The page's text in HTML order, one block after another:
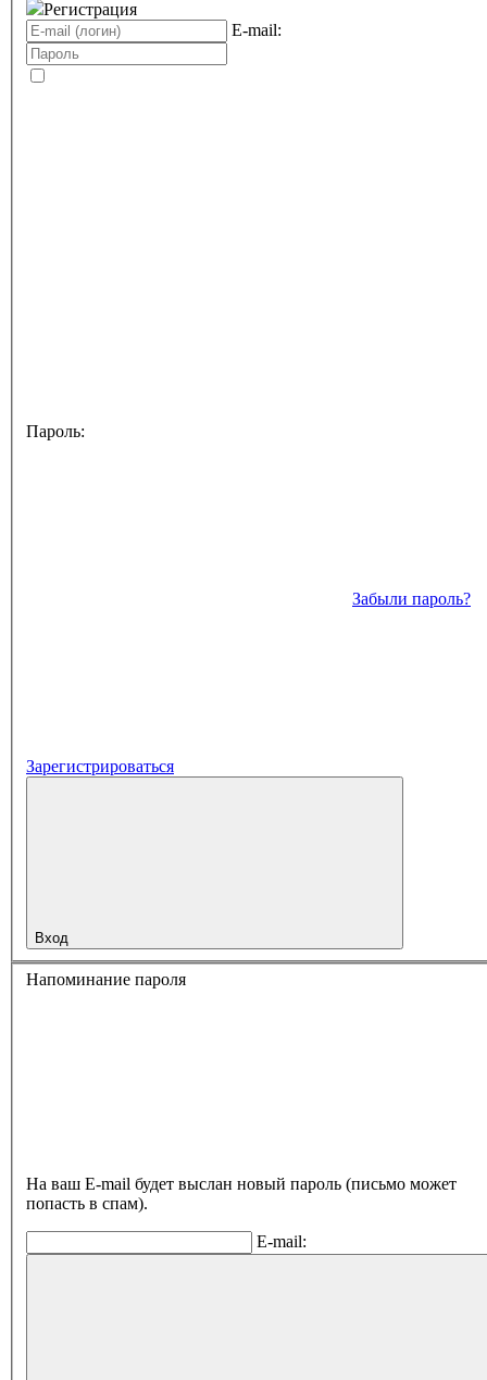
Регистрация
E-mail:
Пароль:
Забыли пароль?
Зарегистрироваться
Вход
Напоминание пароля
На ваш E-mail будет выслан новый пароль (письмо может
попасть в спам).
E-mail: